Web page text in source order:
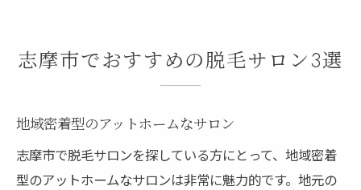
志摩市でおすすめの脱毛サロン3選
地域密着型のアットホームなサロン
志摩市で脱毛サロンを探している方にとって、地域密着
型のアットホームなサロンは非常に魅力的です。地元の